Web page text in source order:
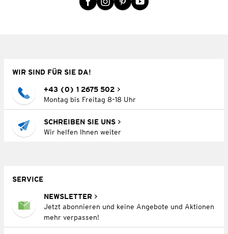
WIR SIND FÜR SIE DA!
+43 (0) 1 2675 502
Montag bis Freitag 8–18 Uhr
SCHREIBEN SIE UNS
Wir helfen Ihnen weiter
SERVICE
NEWSLETTER
Jetzt abonnieren und keine Angebote und Aktionen
mehr verpassen!